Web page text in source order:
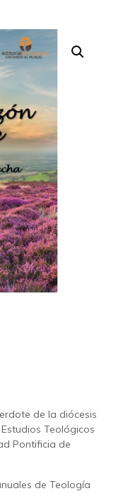
de la diócesis
Teológicos
Pontificia de
de Teología